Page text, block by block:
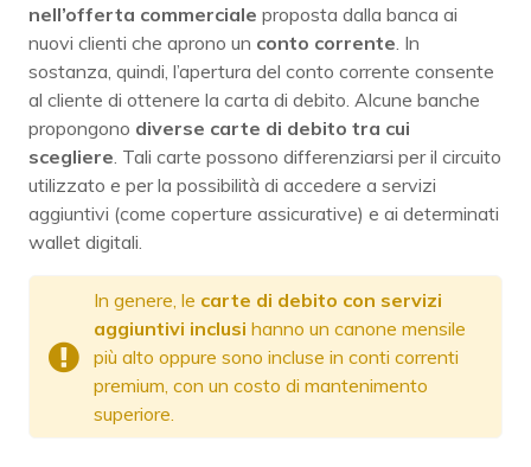
nell’offerta commerciale proposta dalla banca ai
nuovi clienti che aprono un conto corrente . In
sostanza, quindi, l’apertura del conto corrente consente
al cliente di ottenere la carta di debito. Alcune banche
propongono diverse carte di debito tra cui
scegliere . Tali carte possono differenziarsi per il circuito
utilizzato e per la possibilità di accedere a servizi
aggiuntivi (come coperture assicurative) e ai determinati
wallet digitali.
In genere, le carte di debito con servizi
aggiuntivi inclusi hanno un canone mensile
più alto oppure sono incluse in conti correnti
premium, con un costo di mantenimento
superiore.